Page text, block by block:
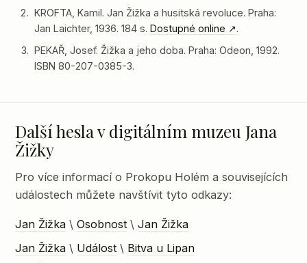
KROFTA, Kamil. Jan Žižka a husitská revoluce. Praha:
Jan Laichter, 1936. 184 s. Dostupné online
.
PEKAŘ, Josef. Žižka a jeho doba. Praha: Odeon, 1992.
ISBN 80-207-0385-3.
Další hesla v digitálním muzeu Jana
Žižky
Pro více informací o Prokopu Holém a souvisejících
událostech můžete navštívit tyto odkazy:
Jan Žižka \Osobnost \Jan Žižka
Jan Žižka \ Událost \ Bitva u Lipan